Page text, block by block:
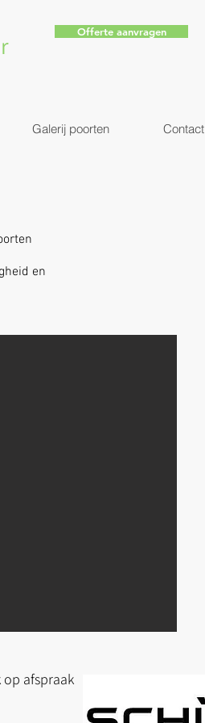
Offerte aanvragen
Galerij poorten Contact
en
op afspraak